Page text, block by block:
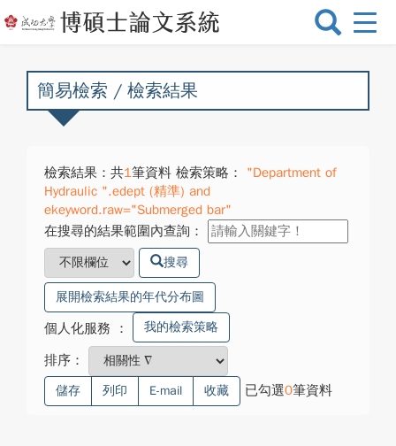
選
換
簡易檢索 / 檢索結果
檢索結果：共1筆資料 檢索策略：
"Department of
Hydraulic ".edept (精準) and
ekeyword.raw="Submerged bar"
在搜尋的結果範圍內查詢：
搜尋
展開檢索結果的年代分布圖
個人化服務 ： 我的檢索策略
排序：
儲存 列印 E-mail 收藏 已勾選0筆資料